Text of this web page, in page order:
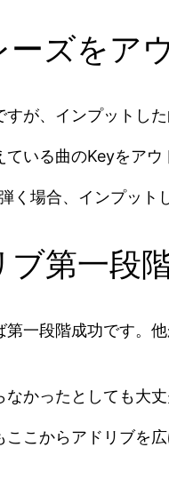
ズをア
が、インプットし
いる曲のKeyをアウ
く場合、インプット
ブ第一段
一段階成功です。
かったとしても大丈
こからアドリブを広